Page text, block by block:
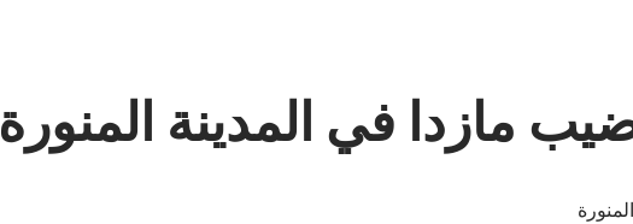
مازدا في المدينة المنورة